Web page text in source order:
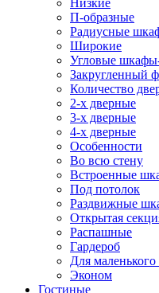
Низкие
П-образные
Радиусные
Широкие
Угловые
Закругленный
Количество
2-х дверные
3-х дверные
4-х дверные
Особенности
Во всю стену
Встроенные
Под потолок
Раздвижные
Открытая
Распашные
Гардероб
Для
Эконом
Гостиные